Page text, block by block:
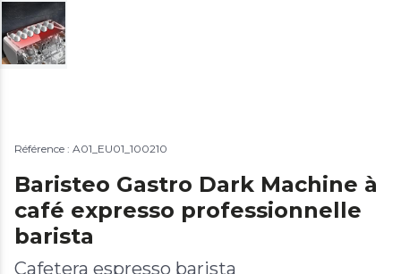
Référence : A01_EU01_100210
Baristeo Gastro Dark Machine à
café expresso professionnelle
barista
Cafetera espresso barista